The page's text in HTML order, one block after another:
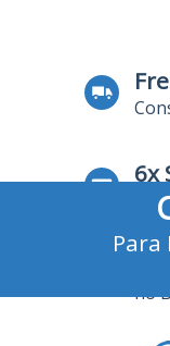
6x
no
no
Para